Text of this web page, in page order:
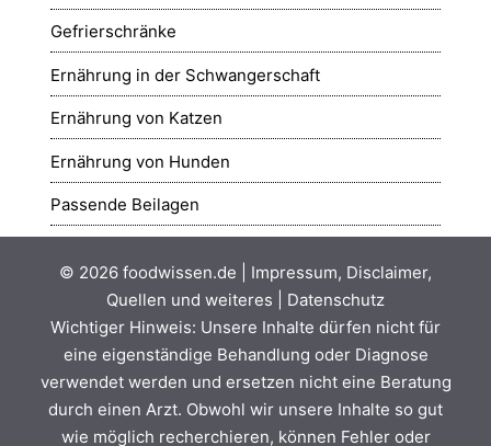
Gefrierschränke
Ernährung in der Schwangerschaft
Ernährung von Katzen
Ernährung von Hunden
Passende Beilagen
© 2026 foodwissen.de
Impressum, Disclaimer,
Quellen und weiteres
Datenschutz
Wichtiger Hinweis: Unsere Inhalte dürfen nicht für
eine eigenständige Behandlung oder Diagnose
verwendet werden und ersetzen nicht eine Beratung
durch einen Arzt. Obwohl wir unsere Inhalte so gut
wie möglich recherchieren, können Fehler oder